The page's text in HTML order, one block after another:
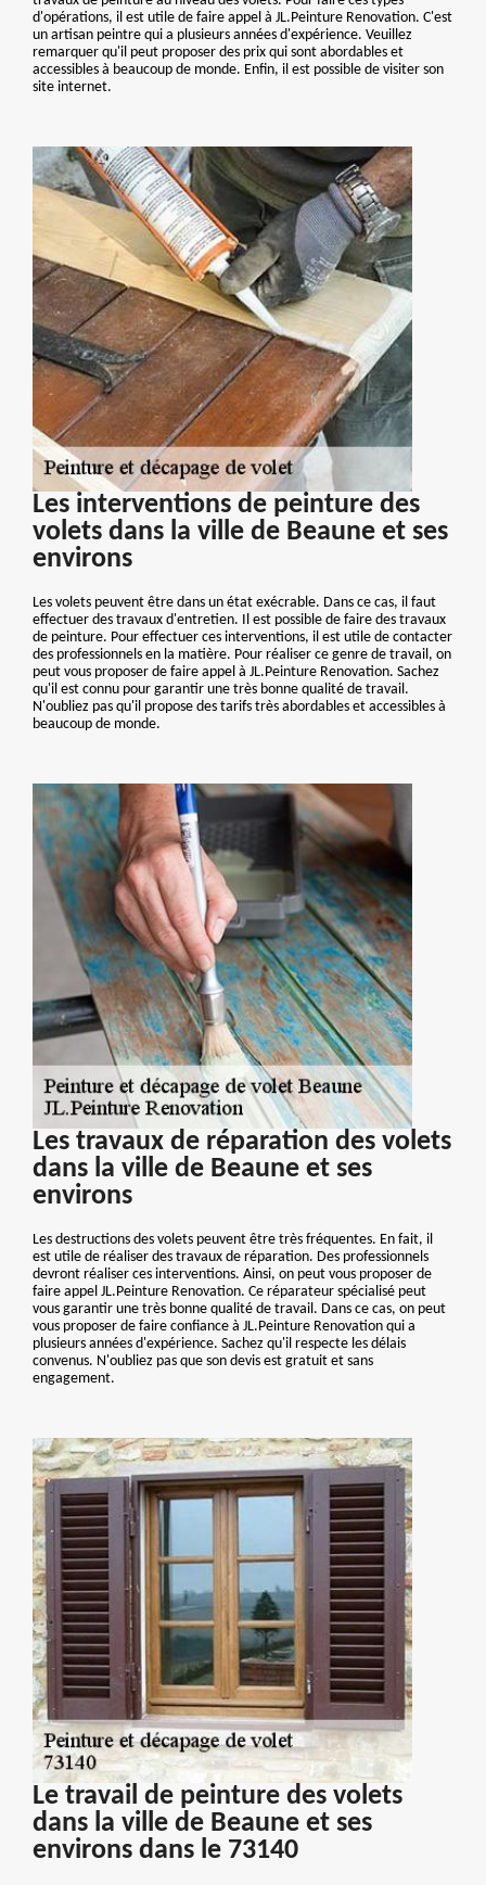
d'opérations, il est utile de faire appel à JL.Peinture Renovation. C'est
un artisan peintre qui a plusieurs années d'expérience. Veuillez
remarquer qu'il peut proposer des prix qui sont abordables et
accessibles à beaucoup de monde. Enfin, il est possible de visiter son
site internet.
Les interventions de peinture des
volets dans la ville de Beaune et ses
environs
Les volets peuvent être dans un état exécrable. Dans ce cas, il faut
effectuer des travaux d'entretien. Il est possible de faire des travaux
de peinture. Pour effectuer ces interventions, il est utile de contacter
des professionnels en la matière. Pour réaliser ce genre de travail, on
peut vous proposer de faire appel à JL.Peinture Renovation. Sachez
qu'il est connu pour garantir une très bonne qualité de travail.
N'oubliez pas qu'il propose des tarifs très abordables et accessibles à
beaucoup de monde.
Les travaux de réparation des volets
dans la ville de Beaune et ses
environs
Les destructions des volets peuvent être très fréquentes. En fait, il
est utile de réaliser des travaux de réparation. Des professionnels
devront réaliser ces interventions. Ainsi, on peut vous proposer de
faire appel JL.Peinture Renovation. Ce réparateur spécialisé peut
vous garantir une très bonne qualité de travail. Dans ce cas, on peut
vous proposer de faire confiance à JL.Peinture Renovation qui a
plusieurs années d'expérience. Sachez qu'il respecte les délais
convenus. N'oubliez pas que son devis est gratuit et sans
engagement.
Le travail de peinture des volets
dans la ville de Beaune et ses
environs dans le 73140